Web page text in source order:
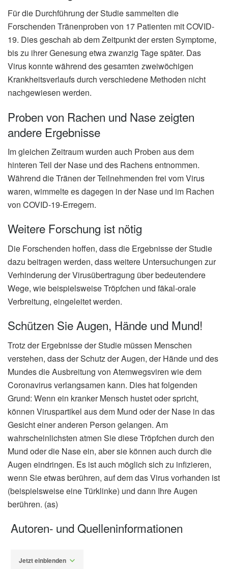
Für die Durchführung der Studie sammelten die
Forschenden Tränenproben von 17 Patienten mit COVID-
19. Dies geschah ab dem Zeitpunkt der ersten Symptome,
bis zu ihrer Genesung etwa zwanzig Tage später. Das
Virus konnte während des gesamten zweiwöchigen
Krankheitsverlaufs durch verschiedene Methoden nicht
nachgewiesen werden.
Proben von Rachen und Nase zeigten
andere Ergebnisse
Im gleichen Zeitraum wurden auch Proben aus dem
hinteren Teil der Nase und des Rachens entnommen.
Während die Tränen der Teilnehmenden frei vom Virus
waren, wimmelte es dagegen in der Nase und im Rachen
von COVID-19-Erregern.
Weitere Forschung ist nötig
Die Forschenden hoffen, dass die Ergebnisse der Studie
dazu beitragen werden, dass weitere Untersuchungen zur
Verhinderung der Virusübertragung über bedeutendere
Wege, wie beispielsweise Tröpfchen und fäkal-orale
Verbreitung, eingeleitet werden.
Schützen Sie Augen, Hände und Mund!
Trotz der Ergebnisse der Studie müssen Menschen
verstehen, dass der Schutz der Augen, der Hände und des
Mundes die Ausbreitung von Atemwegsviren wie dem
Coronavirus verlangsamen kann. Dies hat folgenden
Grund: Wenn ein kranker Mensch hustet oder spricht,
können Viruspartikel aus dem Mund oder der Nase in das
Gesicht einer anderen Person gelangen. Am
wahrscheinlichsten atmen Sie diese Tröpfchen durch den
Mund oder die Nase ein, aber sie können auch durch die
Augen eindringen. Es ist auch möglich sich zu infizieren,
wenn Sie etwas berühren, auf dem das Virus vorhanden ist
(beispielsweise eine Türklinke) und dann Ihre Augen
berühren. (as)
Autoren- und Quelleninformationen
Jetzt einblenden